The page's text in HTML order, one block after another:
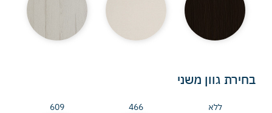
בחירת גוון משני
ללא 466
609